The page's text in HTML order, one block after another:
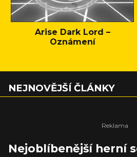
Arise Dark Lord –
Oznámení
NEJNOVĚJŠÍ ČLÁNKY
Nejoblíbenější herní